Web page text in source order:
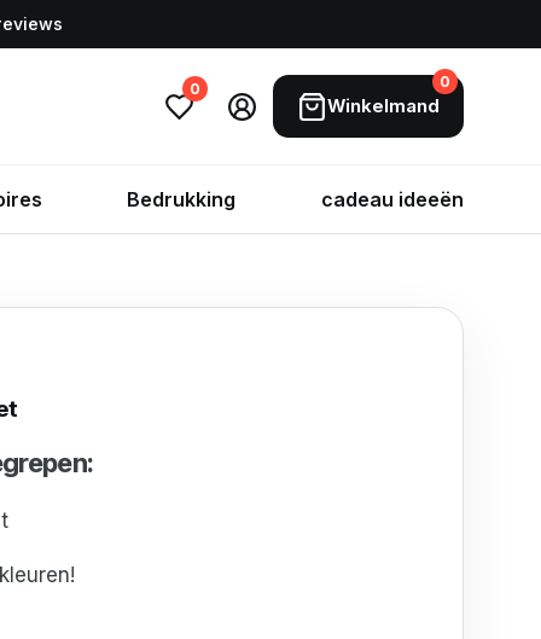
0 0
Winkelmand
Bedrukking cadeau ideeën